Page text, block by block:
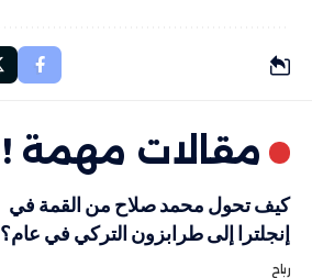
مقالات مهمة !
كيف تحول محمد صلاح من القمة في
إنجلترا إلى طرابزون التركي في عام؟
رباح